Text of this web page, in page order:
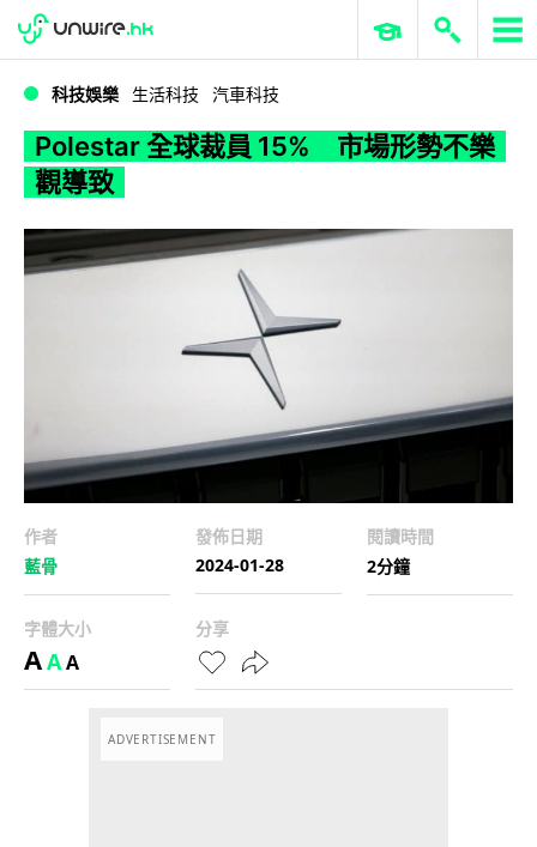
WWDC 2026 ERP 與商業 AI
科技娛樂 生活科技 汽車科技
Polestar 全球裁員 15% 市場形勢不樂
觀導致
作者
藍骨
發佈日期
2024-01-28
閱讀時間
2分鐘
字體大小
AAA
分享
ADVERTISEMENT